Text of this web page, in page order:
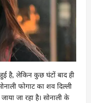
है, लेकिन कुछ घंटों बाद ही
फोगाट का शव दिल्ली
जा रहा है। सोनाली के